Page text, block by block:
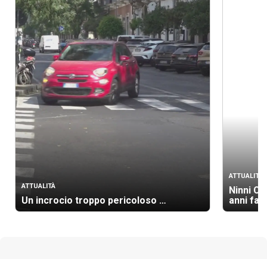
ATTUALITÀ
Un incrocio troppo pericoloso …
ATTUALITÀ
Ninni
anni fa